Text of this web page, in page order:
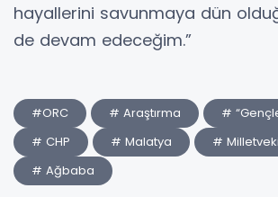
hayallerini savunmaya dün
de devam edeceğim.”
#ORC # Araştırma
#
# CHP
# Malatya #
# Ağbaba